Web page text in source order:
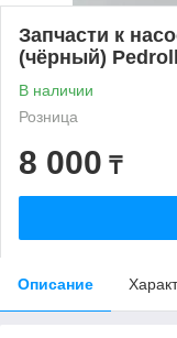
Запчасти к
(чёрный)
В наличии
Розница
8 000 ₸
Описание